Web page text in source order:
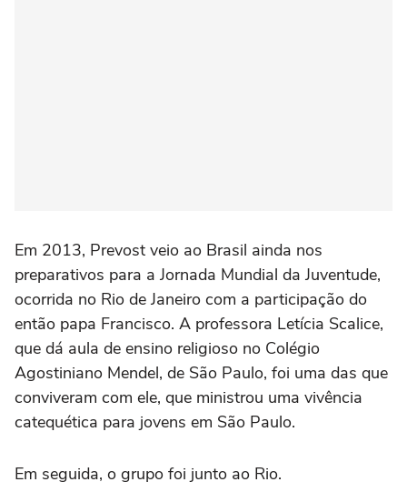
Em 2013, Prevost veio ao Brasil ainda nos
preparativos para a Jornada Mundial da Juventude,
ocorrida no Rio de Janeiro com a participação do
então papa Francisco. A professora Letícia Scalice,
que dá aula de ensino religioso no Colégio
Agostiniano Mendel, de São Paulo, foi uma das que
conviveram com ele, que ministrou uma vivência
catequética para jovens em São Paulo.
Em seguida, o grupo foi junto ao Rio.